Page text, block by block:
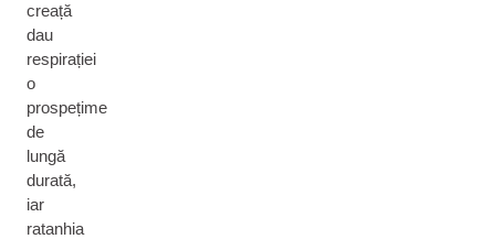
creață
dau
respirației
o
prospețime
de
lungă
durată,
iar
ratanhia